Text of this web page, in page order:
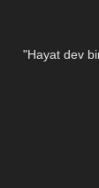
"Hayat dev